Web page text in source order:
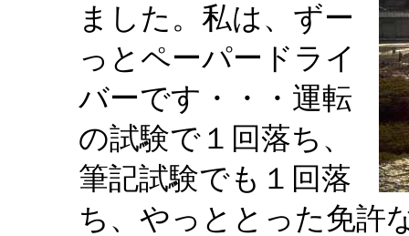
ました。私は、ずー
っとペーパードライ
バーです・・・運転
の試験で１回落ち、
筆記試験でも１回落
ち、やっととった免許